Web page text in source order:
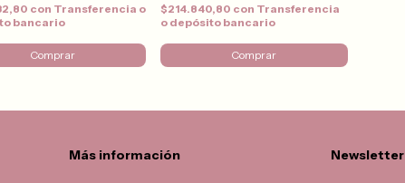
con Transferencia o
bancario
Comprar
$214.840,80 con Transferencia
o depósito bancario
Comprar
Más información Newsletter